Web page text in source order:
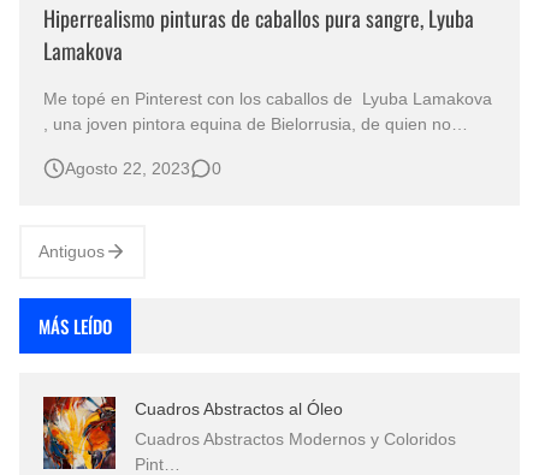
Hiperrealismo pinturas de caballos pura sangre, Lyuba
Lamakova
Me topé en Pinterest con los caballos de Lyuba Lamakova
, una joven pintora equina de Bielorrusia, de quien no
pseudónimo de “Leskart”. Como mi animal favorito es el
Agosto 22, 2023 0
Antiguos
MÁS LEÍDO
Cuadros Abstractos al Óleo
Cuadros Abstractos Modernos y Coloridos
Pint…